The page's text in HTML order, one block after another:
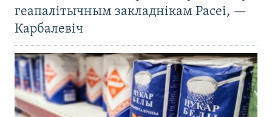
геапалітычным закладнікам Расеі, —
Карбалевіч